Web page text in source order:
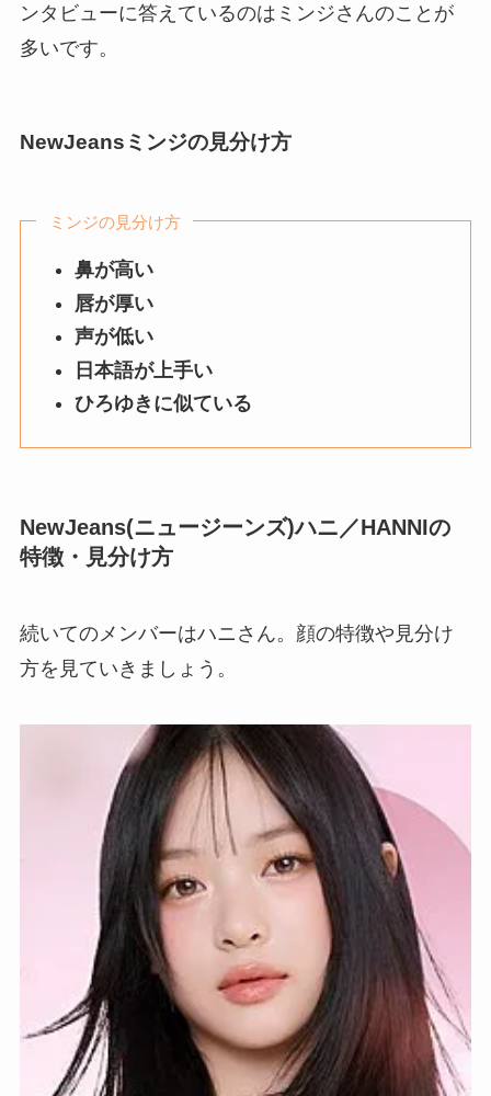
ンタビューに答えているのはミンジさんのことが
多いです。
NewJeansミンジの見分け方
ミンジの見分け方
鼻が高い
唇が厚い
声が低い
日本語が上手い
ひろゆきに似ている
NewJeans(ニュージーンズ)ハニ／HANNIの
特徴・見分け方
続いてのメンバーはハニさん。顔の特徴や見分け
方を見ていきましょう。